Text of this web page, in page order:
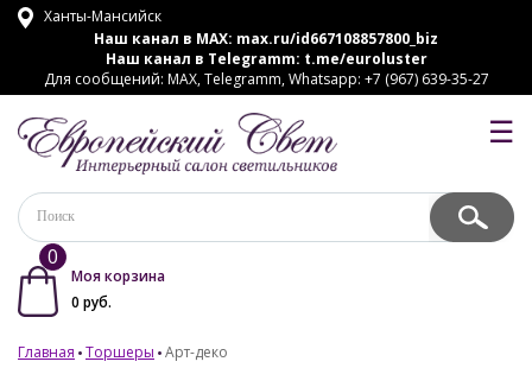
Ханты-Мансийск
Наш канал в MAX: max.ru/id667108857800_biz
Наш канал в Telegramm: t.me/euroluster
Для сообщений: MAX, Telegramm, Whatsapp: +7 (967) 639-35-27
☰
0
Моя корзина
0 руб.
Главная Торшеры Арт-деко